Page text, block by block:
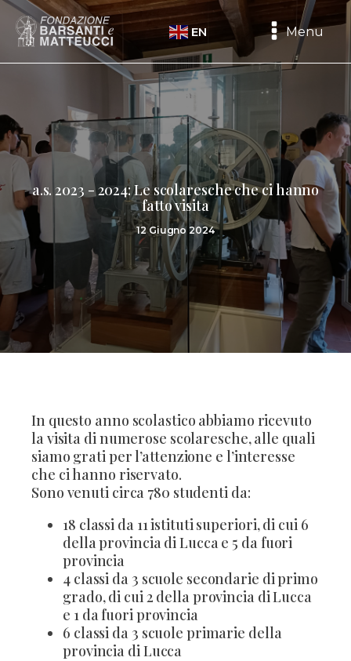
EN Menu
a.s. 2023 - 2024: Le scolaresche che ci hanno
fatto visita
12 Giugno 2024
In questo anno scolastico abbiamo ricevuto
la visita di numerose scolaresche, alle quali
siamo grati per l’attenzione e l’interesse
che ci hanno riservato.
Sono venuti circa 780 studenti da:
18 classi da 11 istituti superiori, di cui 6
della provincia di Lucca e 5 da fuori
provincia
4 classi da 3 scuole secondarie di primo
grado, di cui 2 della provincia di Lucca
e 1 da fuori provincia
6 classi da 3 scuole primarie della
provincia di Lucca